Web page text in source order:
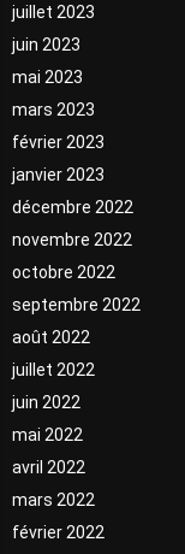
juillet 2023
juin 2023
mai 2023
mars 2023
février 2023
janvier 2023
décembre 2022
novembre 2022
octobre 2022
septembre 2022
août 2022
juillet 2022
juin 2022
mai 2022
avril 2022
mars 2022
février 2022